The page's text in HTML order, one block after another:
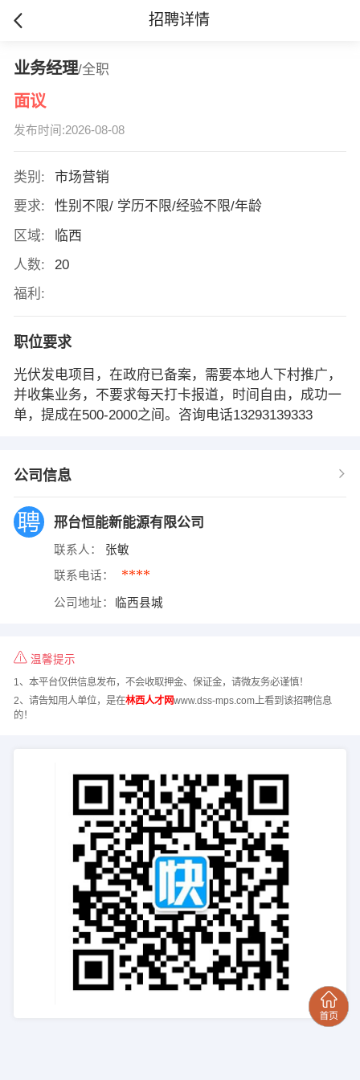
招聘详情
业务经理/全职
面议
发布时间:2026-08-08
类别:
市场营销
要求:
性别不限/ 学历不限/经验不限/年龄
区域:
临西
人数:
20
福利:
职位要求
光伏发电项目，在政府已备案，需要本地人下村推广，
并收集业务，不要求每天打卡报道，时间自由，成功一
单，提成在500-2000之间。咨询电话13293139333
公司信息
邢台恒能新能源有限公司
联系人： 张敏
联系电话： ****
公司地址： 临西县城
温馨提示
1、本平台仅供信息发布，不会收取押金、保证金，请微友务必谨慎！
2、请告知用人单位，是在林西人才网www.dss-mps.com上看到该招聘信息
的！